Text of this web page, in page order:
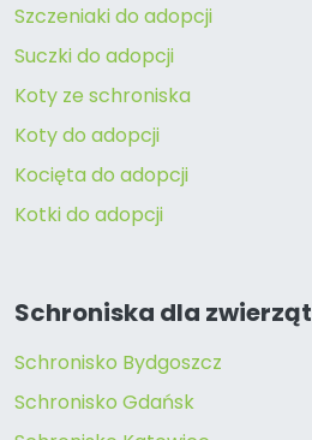
Szczeniaki do adopcji
Suczki do adopcji
Koty ze schroniska
Koty do adopcji
Kocięta do adopcji
Kotki do adopcji
Schroniska dla zwierząt
Schronisko Bydgoszcz
Schronisko Gdańsk